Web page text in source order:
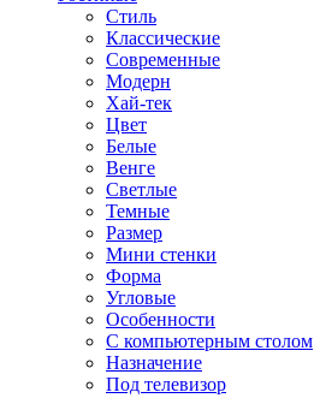
Стиль
Классические
Современные
Модерн
Хай-тек
Цвет
Белые
Венге
Светлые
Темные
Размер
Мини стенки
Форма
Угловые
Особенности
С компьютерным столом
Назначение
Под телевизор